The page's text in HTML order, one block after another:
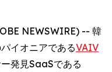
NEWSWIRE) -- 韓
イオニアであるVAIV
発見SaaSである